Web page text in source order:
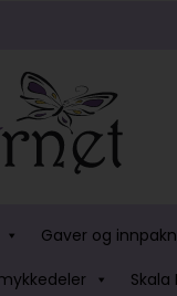
Gaver og
Skala